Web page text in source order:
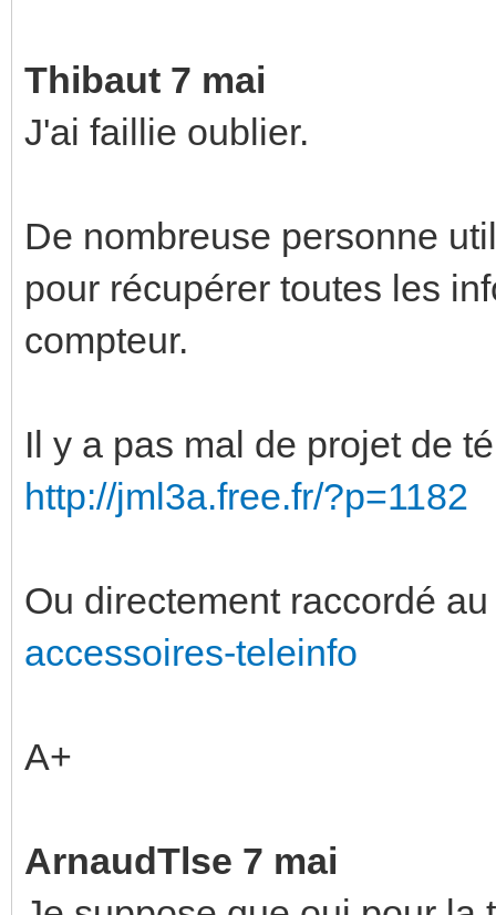
Thibaut 7 mai
J'ai faillie oublier.
De nombreuse personne
pour récupérer toutes les
compteur.
Il y a pas mal de projet de
http://jml3a.free.fr/?p=1182
Ou directement raccordé
accessoires-teleinfo
A+
ArnaudTlse 7 mai